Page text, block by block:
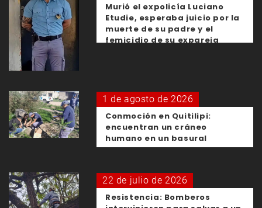
Murió el expolicía Luciano
Etudie, esperaba juicio por la
muerte de su padre y el
femicidio de su expareja
1 de agosto de 2026
Conmoción en Quitilipi:
encuentran un cráneo
humano en un basural
22 de julio de 2026
Resistencia: Bomberos